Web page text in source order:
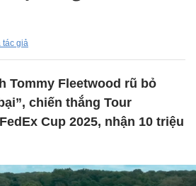
tác giả
Tommy Fleetwood rũ bỏ
chiến thắng Tour
Cup 2025, nhận 10 triệu